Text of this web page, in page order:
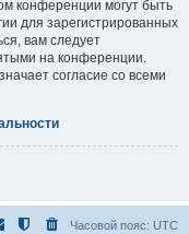
конференции могут быть
для зарегистрированных
вам следует
на конференции.
согласие со всеми
Часовой пояс: UTC